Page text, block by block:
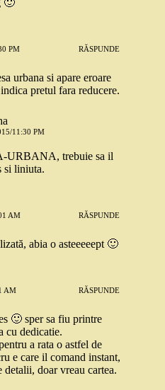
🙂
PM RĂSPUNDE
urbana si apare eroare
pretul fara reducere.
11:30 PM
URBANA, trebuie sa il
si liniuta.
AM RĂSPUNDE
abia o asteeeeept 🙂
AM RĂSPUNDE
🙂 sper sa fiu printre
cu dedicatie.
a rata o astfel de
e care il comand instant,
detalii, doar vreau cartea.